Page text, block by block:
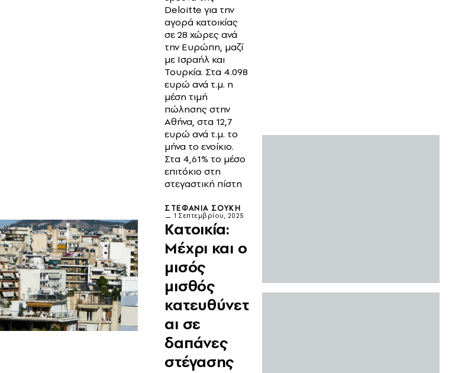
Deloitte για την
αγορά κατοικίας
σε 28 χώρες ανά
την Ευρώπη, μαζί
με Ισραήλ και
Τουρκία. Στα 4.098
ευρώ ανά τ.μ. η
μέση τιμή
πώλησης στην
Αθήνα, στα 12,7
ευρώ ανά τ.μ. το
μήνα το ενοίκιο.
Στα 4,61% το μέσο
επιτόκιο στη
στεγαστική πίστη
ΣΤΕΦΑΝΊΑ ΣΟΎΚΗ
1 Σεπτεμβρίου, 2025
Κατοικία:
Μέχρι και ο
μισός
μισθός
κατευθύνετ
αι σε
δαπάνες
στέγασης